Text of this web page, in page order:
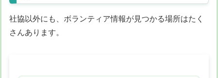
社協以外にも、ボランティア情報が見つかる場所はたく
さんあります。